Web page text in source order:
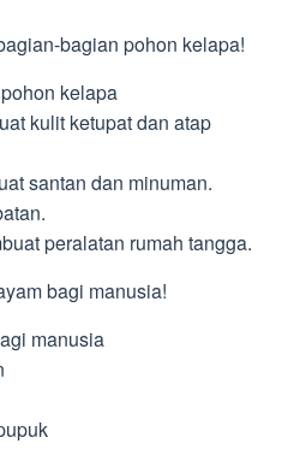
bagian pohon kelapa!
kelapa
kulit ketupat dan atap
santan dan minuman.
peralatan rumah tangga.
bagi manusia!
manusia